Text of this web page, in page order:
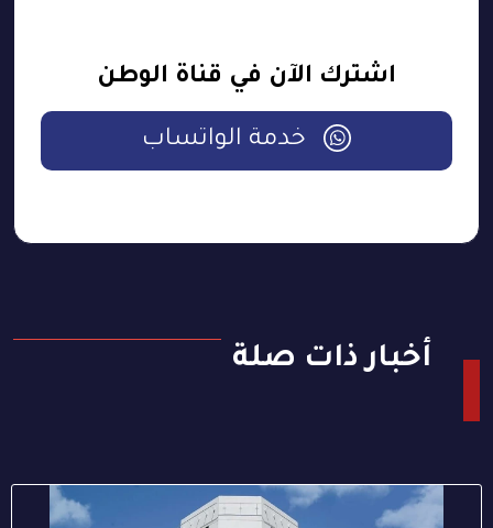
اشترك الآن في قناة الوطن
خدمة الواتساب
أخبار ذات صلة